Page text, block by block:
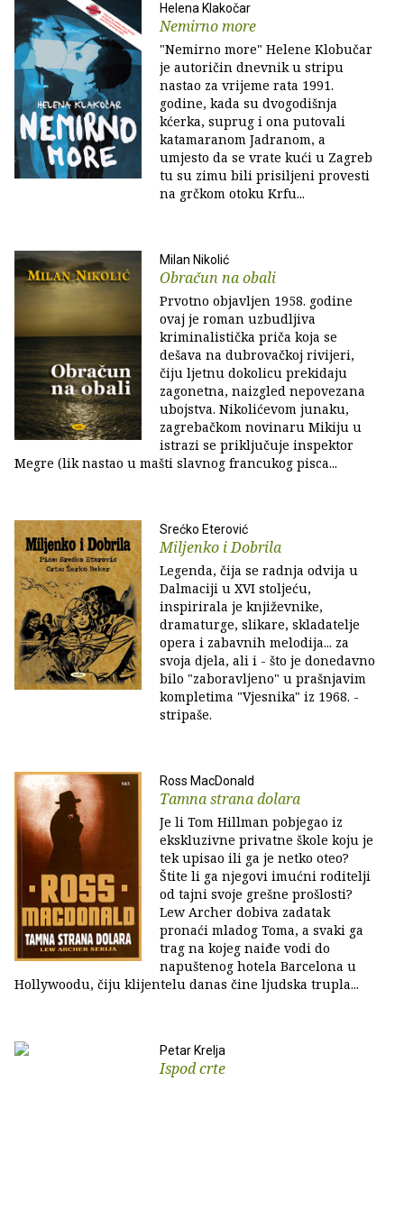
Helena Klakočar
Nemirno more
"Nemirno more" Helene Klobučar
je autoričin dnevnik u stripu
nastao za vrijeme rata 1991.
godine, kada su dvogodišnja
kćerka, suprug i ona putovali
katamaranom Jadranom, a
umjesto da se vrate kući u Zagreb
tu su zimu bili prisiljeni provesti
na grčkom otoku Krfu...
Milan Nikolić
Obračun na obali
Prvotno objavljen 1958. godine
ovaj je roman uzbudljiva
kriminalistička priča koja se
dešava na dubrovačkoj rivijeri,
čiju ljetnu dokolicu prekidaju
zagonetna, naizgled nepovezana
ubojstva. Nikolićevom junaku,
zagrebačkom novinaru Mikiju u
istrazi se priključuje inspektor
Megre (lik nastao u mašti slavnog francukog pisca...
Srećko Eterović
Miljenko i Dobrila
Legenda, čija se radnja odvija u
Dalmaciji u XVI stoljeću,
inspirirala je književnike,
dramaturge, slikare, skladatelje
opera i zabavnih melodija... za
svoja djela, ali i - što je donedavno
bilo "zaboravljeno" u prašnjavim
kompletima "Vjesnika" iz 1968. -
stripaše.
Ross MacDonald
Tamna strana dolara
Je li Tom Hillman pobjegao iz
ekskluzivne privatne škole koju je
tek upisao ili ga je netko oteo?
Štite li ga njegovi imućni roditelji
od tajni svoje grešne prošlosti?
Lew Archer dobiva zadatak
pronaći mladog Toma, a svaki ga
trag na kojeg naiđe vodi do
napuštenog hotela Barcelona u
Hollywoodu, čiju klijentelu danas čine ljudska trupla...
Petar Krelja
Ispod crte